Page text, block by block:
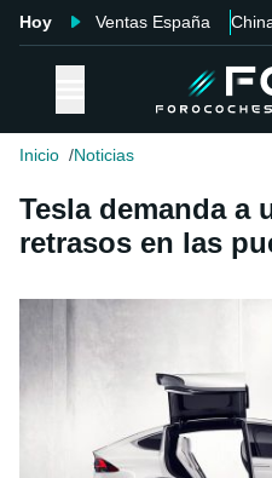
Hoy Ventas España
Inicio Noticias
Tesla demanda a
retrasos en las